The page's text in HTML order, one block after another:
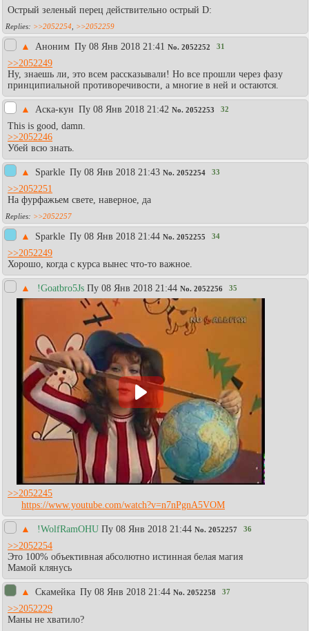
Острый зеленый перец действительно острый D:
>>2052254 >>2052259
▲ Аноним Пy 08 Янв 2018 21:41 No. 2052252 31
>>2052249
Ну, знаешь ли, это всем рассказывали! Но все прошли через фазу
принципиальной противоречивости, а многие в ней и остаются.
▲ Аска-кун Пy 08 Янв 2018 21:42 No. 2052253 32
This is good, damn.
>>2052246
Убей всю знать.
▲ Sparkle Пy 08 Янв 2018 21:43 No. 2052254 33
>>2052251
На фурфажьем свете, наверное, да
>>2052257
▲ Sparkle Пy 08 Янв 2018 21:44 No. 2052255 34
>>2052249
Хорошо, когда с курса вынес что-то важное.
▲ !Goatbro5Js Пy 08 Янв 2018 21:44 No. 2052256 35
>>2052245
https://www.youtube.com/watch?v=n7nPgnA5VOM
▲ !WolfRamOHU Пy 08 Янв 2018 21:44 No. 2052257 36
>>2052254
Это 100% объективная абсолютно истинная белая магия
Мамой клянусь
▲ Скамейка Пy 08 Янв 2018 21:44 No. 2052258 37
>>2052229
Маны не хватило?